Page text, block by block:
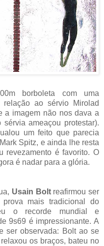
borboleta com uma
ao sérvio Mirolad
a imagem não nos dava a
ameaçou protestar).
um feito que parecia
Spitz, e ainda lhe resta
revezamento é favorito. O
é nadar para a glória.
Usain Boltreafirmou ser
mais tradicional do
o recorde mundial e
9s69 é impressionante. A
ser observada: Bolt ao se
os braços, bateu no